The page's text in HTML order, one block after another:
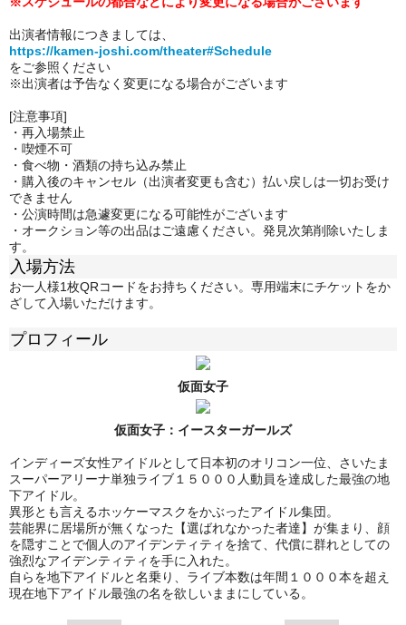
出演者情報につきましては、
https://kamen-joshi.com/theater#Schedule
をご参照ください
※出演者は予告なく変更になる場合がございます
[注意事項]
・再入場禁止
・喫煙不可
・食べ物・酒類の持ち込み禁止
・購入後のキャンセル（出演者変更も含む）払い戻しは一切お受け
できません
・公演時間は急遽変更になる可能性がございます
・オークション等の出品はご遠慮ください。発見次第削除いたしま
す。
入場方法
お一人様1枚QRコードをお持ちください。専用端末にチケットをか
ざして入場いただけます。
プロフィール
仮面女子
仮面女子： イースターガールズ
インディーズ女性アイドルとして日本初のオリコン一位、さいたま
スーパーアリーナ単独ライブ１５０００人動員を達成した最強の地
下アイドル。
異形とも言えるホッケーマスクをかぶったアイドル集団。
芸能界に居場所が無くなった【選ばれなかった者達】が集まり、顔
を隠すことで個人のアイデンティティを捨て、代償に群れとしての
強烈なアイデンティティを手に入れた。
自らを地下アイドルと名乗り、ライブ本数は年間１０００本を超え
現在地下アイドル最強の名を欲しいままにしている。